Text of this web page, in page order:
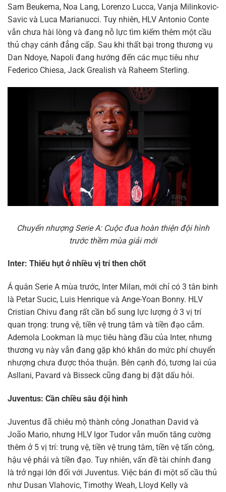
Sam Beukema, Noa Lang, Lorenzo Lucca, Vanja Milinkovic-
Savic và Luca Marianucci. Tuy nhiên, HLV Antonio Conte
vẫn chưa hài lòng và đang nỗ lực tìm kiếm thêm một cầu
thủ chạy cánh đẳng cấp. Sau khi thất bại trong thương vụ
Dan Ndoye, Napoli đang hướng đến các mục tiêu như
Federico Chiesa, Jack Grealish và Raheem Sterling.
Chuyển nhượng Serie A: Cuộc đua hoàn thiện đội hình
trước thềm mùa giải mới
Inter: Thiếu hụt ở nhiều vị trí then chốt
Á quân Serie A mùa trước, Inter Milan, mới chỉ có 3 tân binh
là Petar Sucic, Luis Henrique và Ange-Yoan Bonny. HLV
Cristian Chivu đang rất cần bổ sung lực lượng ở 3 vị trí
quan trọng: trung vệ, tiền vệ trung tâm và tiền đạo cắm.
Ademola Lookman là mục tiêu hàng đầu của Inter, nhưng
thương vụ này vẫn đang gặp khó khăn do mức phí chuyển
nhượng chưa được thỏa thuận. Bên cạnh đó, tương lai của
Asllani, Pavard và Bisseck cũng đang bị đặt dấu hỏi.
Juventus: Cần chiều sâu đội hình
Juventus đã chiêu mộ thành công Jonathan David và
João Mario, nhưng HLV Igor Tudor vẫn muốn tăng cường
thêm ở 5 vị trí: trung vệ, tiền vệ trung tâm, tiền vệ tấn công,
hậu vệ phải và tiền đạo. Tuy nhiên, vấn đề tài chính đang
là trở ngại lớn đối với Juventus. Việc bán đi một số cầu thủ
như Dusan Vlahovic, Timothy Weah, Lloyd Kelly và